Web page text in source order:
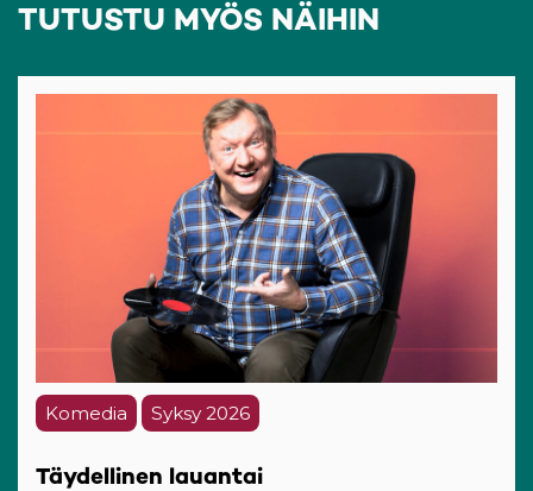
TUTUSTU MYÖS NÄIHIN
Komedia Syksy 2026
Täydellinen lauantai